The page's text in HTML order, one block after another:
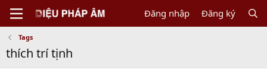
Đăng nhập Đăng ký
Tags
thích trí tịnh